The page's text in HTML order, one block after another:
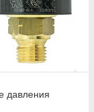
давления